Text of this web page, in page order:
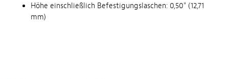
Höhe einschließlich Befestigungslaschen: 0,50" (12,71
mm)